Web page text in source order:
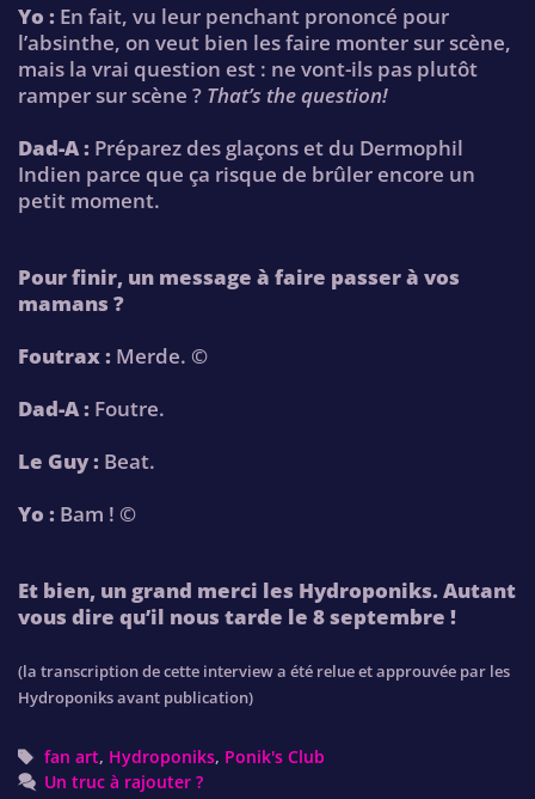
Yo : En fait, vu leur penchant prononcé pour
l’absinthe, on veut bien les faire monter sur scène,
mais la vrai question est : ne vont-ils pas plutôt
ramper sur scène ? That’s the question!
Dad-A : Préparez des glaçons et du Dermophil
Indien parce que ça risque de brûler encore un
petit moment.
Pour finir, un message à faire passer à vos
mamans ?
Foutrax : Merde. ©
Dad-A : Foutre.
Le Guy : Beat.
Yo : Bam ! ©
Et bien, un grand merci les Hydroponiks. Autant
vous dire qu’il nous tarde le 8 septembre !
(la transcription de cette interview a été relue et approuvée par les
Hydroponiks avant publication)
Tags
fan art, Hydroponiks, Ponik's Club
Un truc à rajouter ?